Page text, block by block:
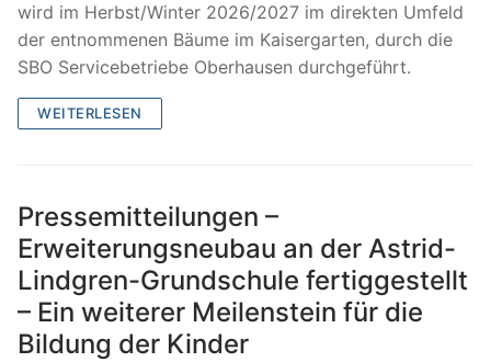
wird im Herbst/Winter 2026/2027 im direkten Umfeld
der entnommenen Bäume im Kaisergarten, durch die
SBO Servicebetriebe Oberhausen durchgeführt.
WEITERLESEN
Pressemitteilungen –
Erweiterungsneubau an der Astrid-
Lindgren-Grundschule fertiggestellt
– Ein weiterer Meilenstein für die
Bildung der Kinder